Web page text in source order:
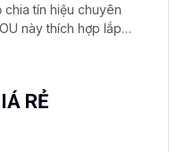
chia tín hiệu chuyên
này thích hợp lắp
RẺ